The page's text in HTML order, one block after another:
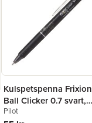
Kulspetspenna Frixion
Ball Clicker 0.7 svart,
raderbar
Pilot